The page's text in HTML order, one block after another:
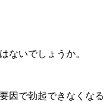
ないでしょうか。
因で勃起できなくなる